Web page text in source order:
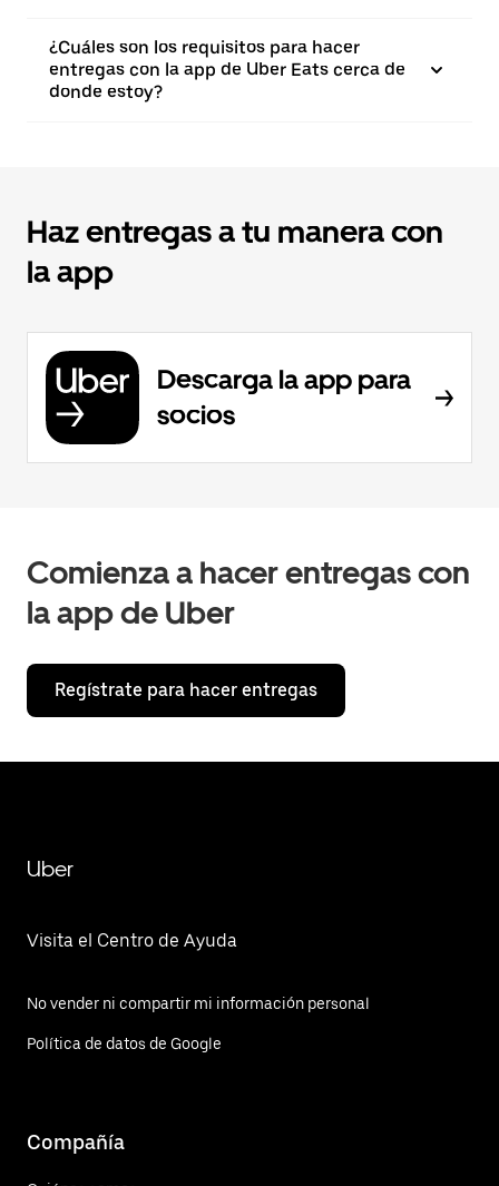
¿Cuáles son los requisitos para hacer
entregas con la app de Uber Eats cerca de
donde estoy?
Haz entregas a tu manera con
la app
Descarga la app para
socios
Comienza a hacer entregas con
la app de Uber
Regístrate para hacer entregas
Uber
Visita el Centro de Ayuda
No vender ni compartir mi información personal
Política de datos de Google
Compañía